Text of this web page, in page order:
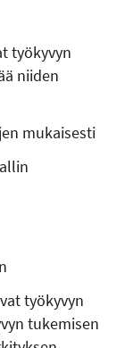
työkyvyn
niiden
mukaisesti
työkyvyn
tukemisen